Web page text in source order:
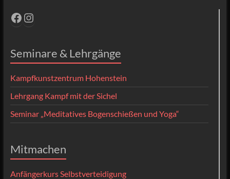
Facebook
Instagram
Seminare & Lehrgänge
Kampfkunstzentrum Hohenstein
Lehrgang Kampf mit der Sichel
Seminar „Meditatives Bogenschießen und Yoga“
Mitmachen
Anfängerkurs Selbstverteidigung